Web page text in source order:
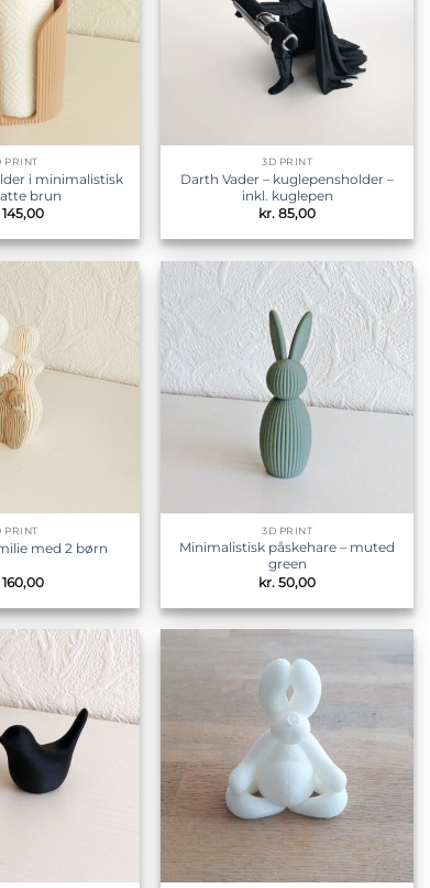
PRINT
i minimalistisk
brun
3D PRINT
Darth Vader – kuglepensholder –
inkl. kuglepen
kr. 85,00
ønskeliste
PRINT
med 2 børn
Tilføj til
ønskeliste
3D PRINT
Minimalistisk påskehare – muted
green
kr. 50,00
Tilføj til
ønskeliste